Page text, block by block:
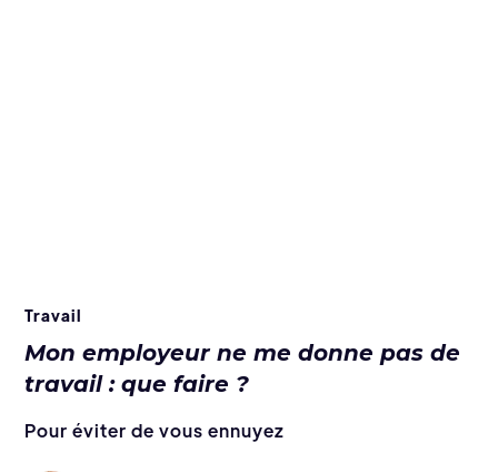
Travail
Mon employeur ne me donne pas de
travail : que faire ?
Pour éviter de vous ennuyez